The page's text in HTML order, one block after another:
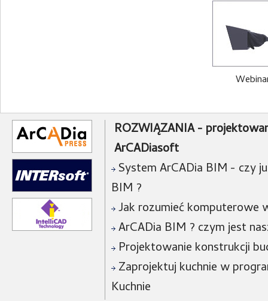
ROZWIĄZANIA -
ArCADiasoft
System ArCADia BIM - czy
BIM ?
Jak rozumieć komputerowe
ArCADia BIM ? czym jest
Projektowanie konstrukcji
Zaprojektuj kuchnie w
Kuchnie